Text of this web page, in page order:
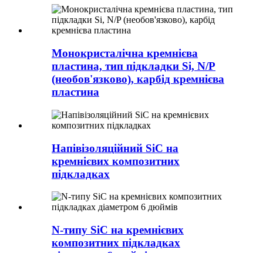
Монокристалічна кремнієва
пластина, тип підкладки Si, N/P
(необов'язково), карбід кремнієва
пластина
Напівізоляційний SiC на
кремнієвих композитних
підкладках
N-типу SiC на кремнієвих
композитних підкладках